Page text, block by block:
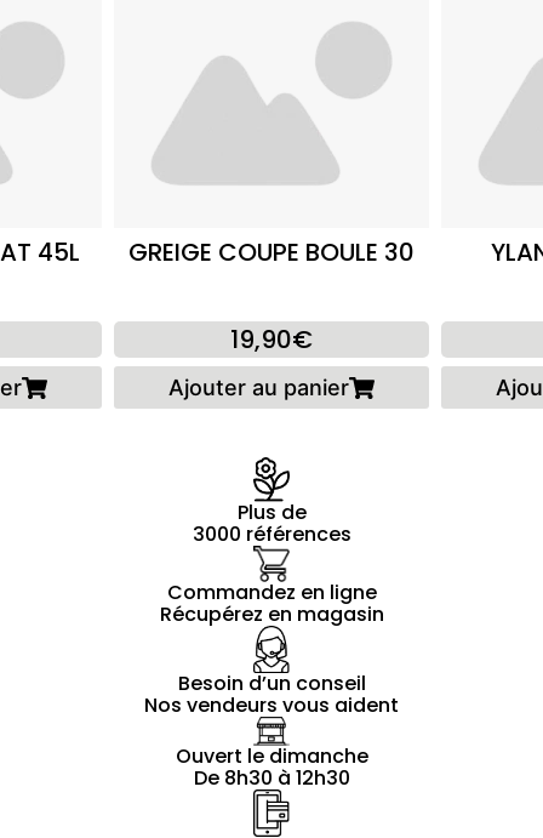
45L GREIGE COUPE BOULE 30
19,90€
Ajouter au panier
Plus de
3000 références
Commandez en ligne
Récupérez en magasin
Besoin d’un conseil
Nos vendeurs vous aident
Ouvert le dimanche
De 8h30 à 12h30